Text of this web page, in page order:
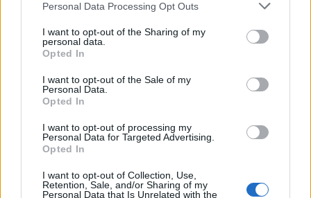
Personal Data Processing Opt Outs
I want to opt-out of the Sharing of my
personal data.
Opted In
I want to opt-out of the Sale of my
Personal Data.
Opted In
I want to opt-out of processing my
Personal Data for Targeted Advertising.
Opted In
I want to opt-out of Collection, Use,
Retention, Sale, and/or Sharing of my
Personal Data that Is Unrelated with the
Σχετικά Άρθρα